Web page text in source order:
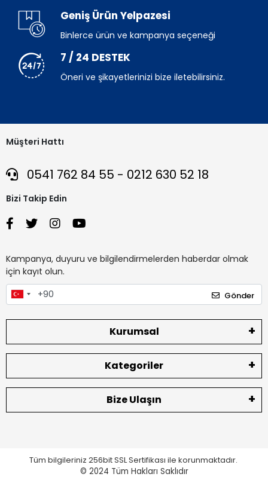
Geniş Ürün Yelpazesi
Binlerce ürün ve kampanya seçeneği
7 / 24 DESTEK
Öneri ve şikayetlerinizi bize iletebilirsiniz.
Müşteri Hattı
0541 762 84 55 - 0212 630 52 18
Bizi Takip Edin
Kampanya, duyuru ve bilgilendirmelerden haberdar olmak
için kayıt olun.
Gönder
Kurumsal
Kategoriler
Bize Ulaşın
Tüm bilgileriniz 256bit SSL Sertifikası ile korunmaktadır.
© 2024 Tüm Hakları Saklıdır